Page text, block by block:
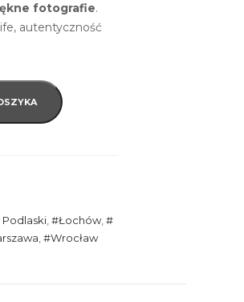
fotografie.
autentyczność
, Łochów,
Wrocław